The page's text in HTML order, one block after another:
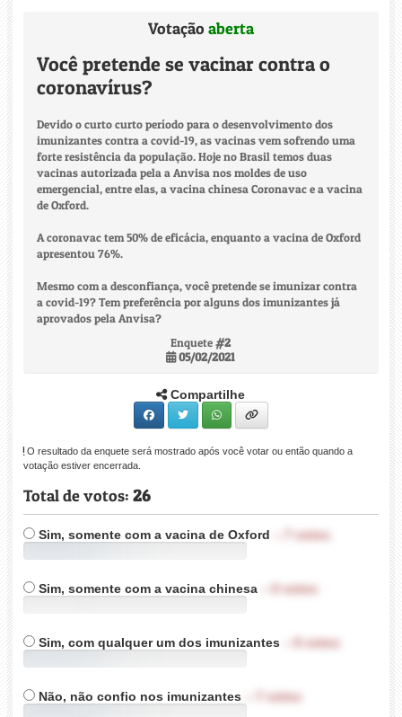
Votação aberta
Você pretende se vacinar contra o
coronavírus?
Devido o curto curto período para o desenvolvimento dos
imunizantes contra a covid-19, as vacinas vem sofrendo uma
forte resistência da população. Hoje no Brasil temos duas
vacinas autorizada pela a Anvisa nos moldes de uso
emergencial, entre elas, a vacina chinesa Coronavac e a vacina
de Oxford.
A coronavac tem 50% de eficácia, enquanto a vacina de Oxford
apresentou 76%.
Mesmo com a desconfiança, você pretende se imunizar contra
a covid-19? Tem preferência por alguns dos imunizantes já
aprovados pela Anvisa?
Enquete#2
05/02/2021
Compartilhe
O resultado da enquete será mostrado após você votar ou então quando a
votação estiver encerrada.
Total de votos: 26
Sim, somente com a vacina de Oxford votos
Sim, somente com a vacina chinesa– votos
Sim, com qualquer um dos imunizantes– votos
Não, não confio nos imunizantes– votos